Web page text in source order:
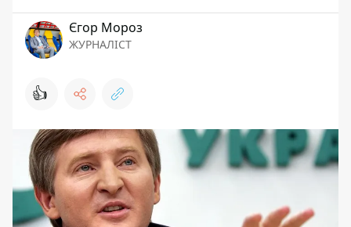
Єгор Мороз
ЖУРНАЛІСТ
👍